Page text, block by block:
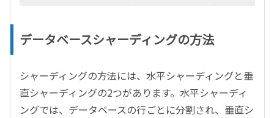
データベースシャーディングの方法
シャーディングの方法には、水平シャーディングと垂
直シャーディングの2つがあります。水平シャーディ
ングでは、データベースの行ごとに分割され、垂直シ